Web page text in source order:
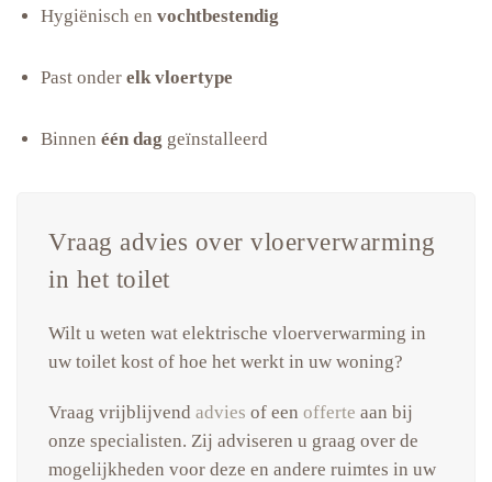
Hygiënisch en vochtbestendig
Past onder elk vloertype
Binnen één dag geïnstalleerd
Vraag advies over vloerverwarming
in het toilet
Wilt u weten wat elektrische vloerverwarming in
uw toilet kost of hoe het werkt in uw woning?
Vraag vrijblijvend advies of een offerte aan bij
onze specialisten. Zij adviseren u graag over de
mogelijkheden voor deze en andere ruimtes in uw